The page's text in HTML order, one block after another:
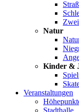
Natur
Kinder &
Veranstaltungen
Stadthalle